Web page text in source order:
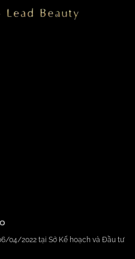
04/2022 tại Sở Kế hoạch và Đầu tư